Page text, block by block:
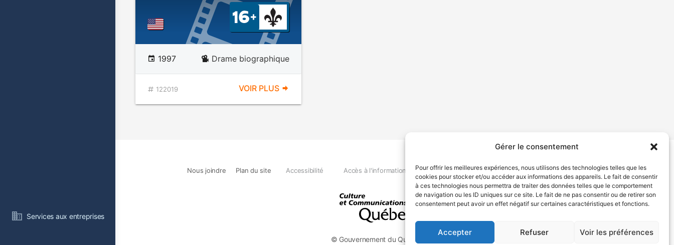
Gérer le consentement
Pour offrir les meilleures expériences, nous utilisons des technologies telles que les
cookies pour stocker et/ou accéder aux informations des appareils. Le fait de consentir
à ces technologies nous permettra de traiter des données telles que le comportement
de navigation ou les ID uniques sur ce site. Le fait de ne pas consentir ou de retirer son
consentement peut avoir un effet négatif sur certaines caractéristiques et fonctions.
Accepter Refuser Voir les préférences
Services aux entreprises
1997 Drame biographique
122019 VOIR PLUS
© Gouvernement du Québec, 2026
Nous joindre Plan du site Accessibilité Accès à l'information Déclaration de services Politique de confidentialité